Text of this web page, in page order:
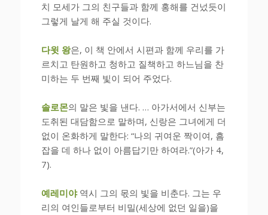
치 모세가 그의 친구들과 함께 홍해를 건넜듯이
그렇게 날게 해 주실 것이다.
다윗 왕은, 이 책 안에서 시편과 함께 우리를 가
르치고 탄원하고 청하고 질책하고 하느님을 찬
미하는 두 번째 빛이 되어 주었다.
솔로몬의 말은 빛을 낸다. … 아가서에서 신부는
도취된 대담함으로 말하며, 신랑은 그녀에게 더
없이 온화하게 말한다: “나의 귀여운 짝이여, 흠
잡을 데 하나 없이 아름답기만 하여라.”(아가 4,
7).
예레미야 역시 그의 몫의 빛을 비춘다. 그는 우
리의 여인들로부터 비밀(세상에 없던 일을)을